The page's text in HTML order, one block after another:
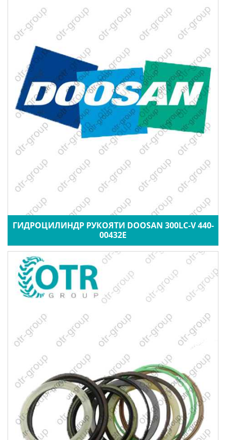
ГИДРОЦИЛИНДР РУКОЯТИ DOOSAN 300LC-V 440-
00432E